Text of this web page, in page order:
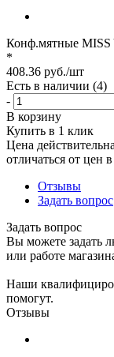
Конф.мятные
*
408.36 руб./шт
Есть в наличии (4)
-
В корзину
Купить в 1 клик
Цена
отличаться от цен
Отзывы
Задать вопрос
Задать вопрос
Вы можете задать
или работе
Наши
помогут.
Отзывы